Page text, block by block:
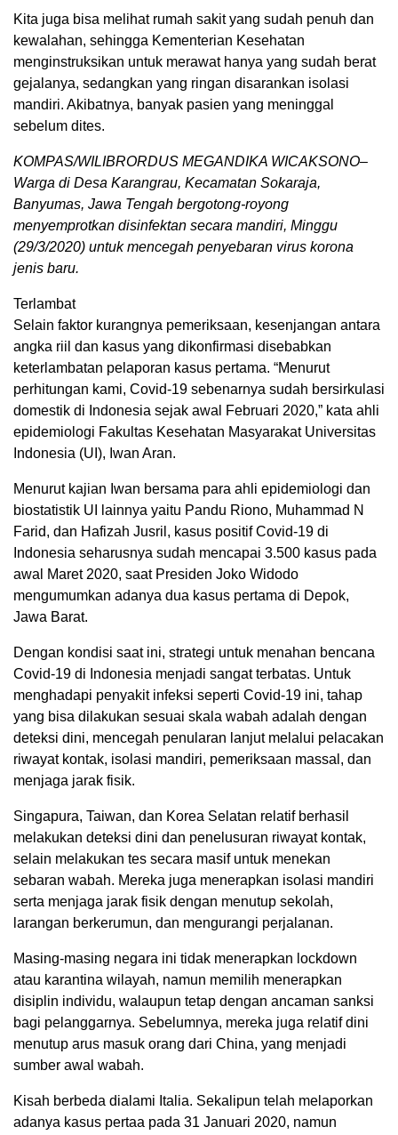
Kita juga bisa melihat rumah sakit yang sudah penuh dan
kewalahan, sehingga Kementerian Kesehatan
menginstruksikan untuk merawat hanya yang sudah berat
gejalanya, sedangkan yang ringan disarankan isolasi
mandiri. Akibatnya, banyak pasien yang meninggal
sebelum dites.
KOMPAS/WILIBRORDUS MEGANDIKA WICAKSONO–
Warga di Desa Karangrau, Kecamatan Sokaraja,
Banyumas, Jawa Tengah bergotong-royong
menyemprotkan disinfektan secara mandiri, Minggu
(29/3/2020) untuk mencegah penyebaran virus korona
jenis baru.
Terlambat
Selain faktor kurangnya pemeriksaan, kesenjangan antara
angka riil dan kasus yang dikonfirmasi disebabkan
keterlambatan pelaporan kasus pertama. “Menurut
perhitungan kami, Covid-19 sebenarnya sudah bersirkulasi
domestik di Indonesia sejak awal Februari 2020,” kata ahli
epidemiologi Fakultas Kesehatan Masyarakat Universitas
Indonesia (UI), Iwan Aran.
Menurut kajian Iwan bersama para ahli epidemiologi dan
biostatistik UI lainnya yaitu Pandu Riono, Muhammad N
Farid, dan Hafizah Jusril, kasus positif Covid-19 di
Indonesia seharusnya sudah mencapai 3.500 kasus pada
awal Maret 2020, saat Presiden Joko Widodo
mengumumkan adanya dua kasus pertama di Depok,
Jawa Barat.
Dengan kondisi saat ini, strategi untuk menahan bencana
Covid-19 di Indonesia menjadi sangat terbatas. Untuk
menghadapi penyakit infeksi seperti Covid-19 ini, tahap
yang bisa dilakukan sesuai skala wabah adalah dengan
deteksi dini, mencegah penularan lanjut melalui pelacakan
riwayat kontak, isolasi mandiri, pemeriksaan massal, dan
menjaga jarak fisik.
Singapura, Taiwan, dan Korea Selatan relatif berhasil
melakukan deteksi dini dan penelusuran riwayat kontak,
selain melakukan tes secara masif untuk menekan
sebaran wabah. Mereka juga menerapkan isolasi mandiri
serta menjaga jarak fisik dengan menutup sekolah,
larangan berkerumun, dan mengurangi perjalanan.
Masing-masing negara ini tidak menerapkan lockdown
atau karantina wilayah, namun memilih menerapkan
disiplin individu, walaupun tetap dengan ancaman sanksi
bagi pelanggarnya. Sebelumnya, mereka juga relatif dini
menutup arus masuk orang dari China, yang menjadi
sumber awal wabah.
Kisah berbeda dialami Italia. Sekalipun telah melaporkan
adanya kasus pertaa pada 31 Januari 2020, namun